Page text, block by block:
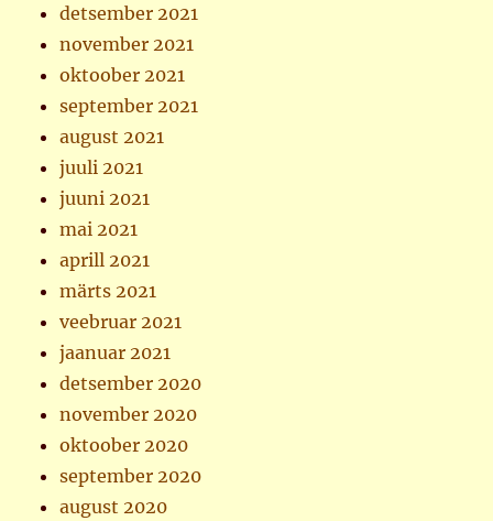
detsember 2021
november 2021
oktoober 2021
september 2021
august 2021
juuli 2021
juuni 2021
mai 2021
aprill 2021
märts 2021
veebruar 2021
jaanuar 2021
detsember 2020
november 2020
oktoober 2020
september 2020
august 2020